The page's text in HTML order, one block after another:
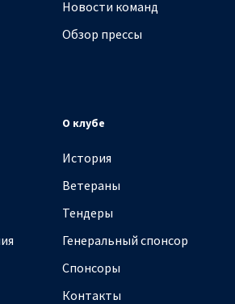
Новости команд
Обзор прессы
О клубе
История
Ветераны
Тендеры
Генеральный спонсор
Спонсоры
Контакты